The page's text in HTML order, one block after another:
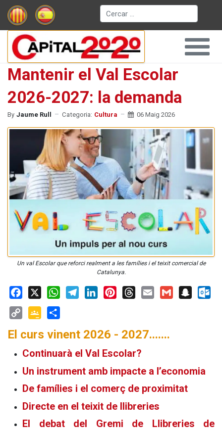
Cerca
Mantenir el Val Escolar
2026-2027: la demanda
By Jaume Rull Categoria: Cultura 06 Maig 2026
Un val Escolar que reforci realment a les famílies i el teixit comercial de
Catalunya.
Facebook
X WhatsApp
Link Classroom
El curs vinent 2026 - 2027.......
Continuarà el Val Escolar?
Un instrument amb impacte a l’economia
De famílies i el comerç de proximitat
Directe en el teixit de llibreries
El debat del Gremi de Llibreries de